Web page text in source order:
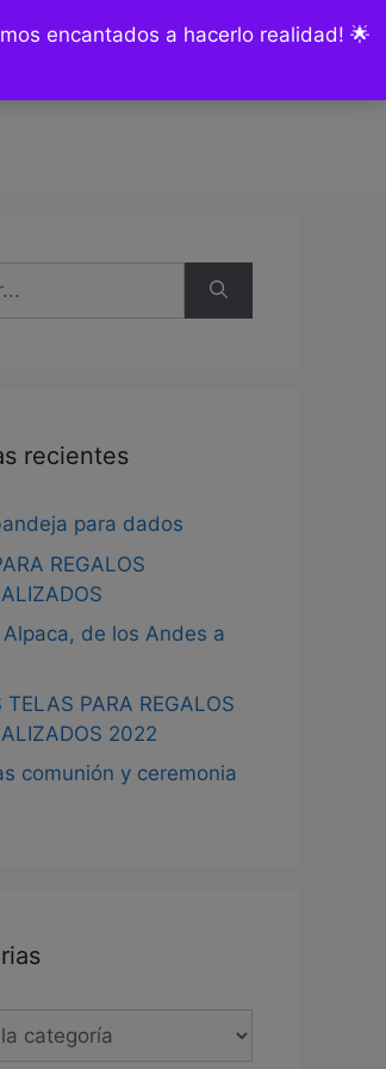
encantados a hacerlo realidad! 🌟
recientes
para dados
REGALOS
de los Andes a
TELAS PARA REGALOS
2022
comunión y ceremonia